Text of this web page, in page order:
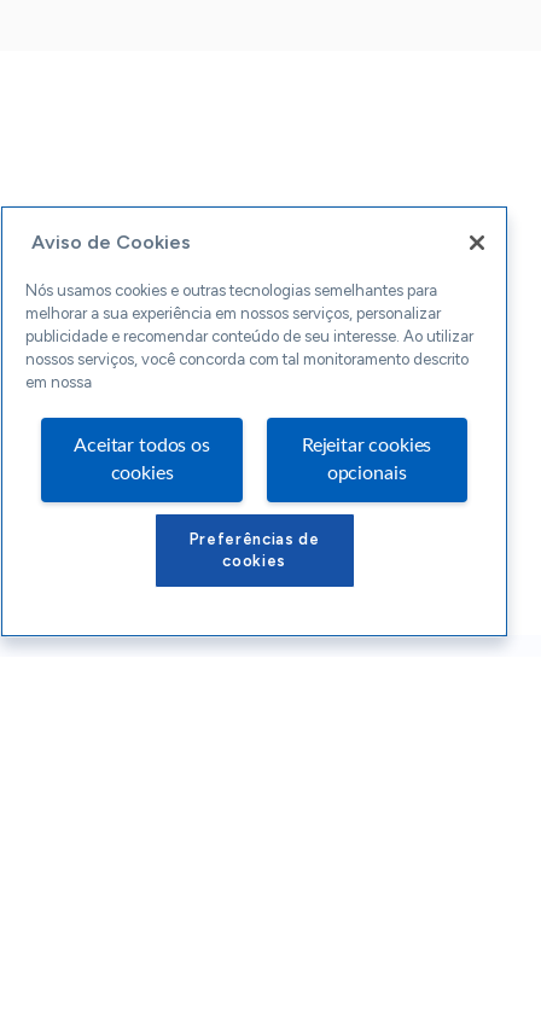
Aviso de Cookies
Nós usamos cookies e outras tecnologias semelhantes para
melhorar a sua experiência em nossos serviços, personalizar
publicidade e recomendar conteúdo de seu interesse. Ao utilizar
nossos serviços, você concorda com tal monitoramento descrito
em nossa
Aceitar todos os
cookies
Rejeitar cookies
opcionais
Preferências de
cookies